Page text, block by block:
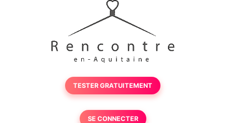
TESTER GRATUITEMENT
SE CONNECTER